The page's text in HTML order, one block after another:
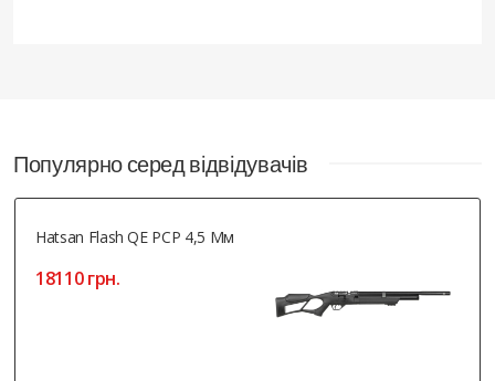
Популярно серед відвідувачів
Hatsan Flash QE PCP 4,5 Мм
18110 грн.